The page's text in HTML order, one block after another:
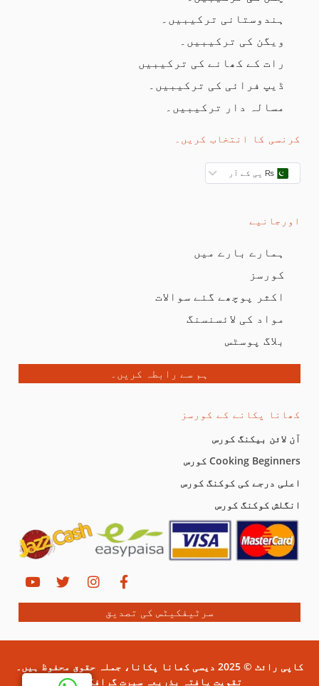
ہندوستانی ترکیبیں۔
ویگن کی ترکیبیں۔
رات کے کھانے کی ترکیبیں
ڈیپ فرائی کی ترکیبیں۔
مسالہ دار ترکیبیں۔
کرنسی کا انتخاب کریں۔
₨ پی کے آر
اورجانیے
ہمارے بارے میں
کورسز
اکثر پوچھے گئے سوالات
مواد کی لائسنسنگ
بلاگ پوسٹس
ہم سے رابطہ کریں۔
کھانا پکانے کے کورسز
آن لائن بیکنگ کورس
Cooking Beginners کورس
اعلی درجے کی کوکنگ کورس
انگلش کوکنگ کورس
سرٹیفکیٹس کی تصدیق
کاپی رائٹ © 2025 دیسی کھانا پکانا، جملہ حقوق محفوظ ہیں۔
تقویت یافتہ بذریعہ سیرت گرافکس۔